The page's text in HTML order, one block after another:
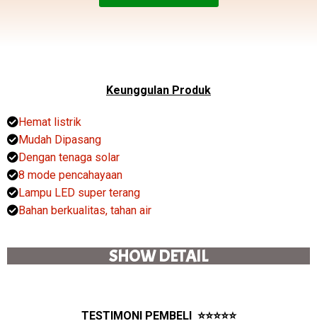
Keunggulan Produk
Hemat listrik
Mudah Dipasang
Dengan tenaga solar
8 mode pencahayaan
Lampu LED super terang
Bahan berkualitas, tahan air
SHOW DETAIL
TESTIMONI PEMBELI ⭐⭐⭐⭐⭐